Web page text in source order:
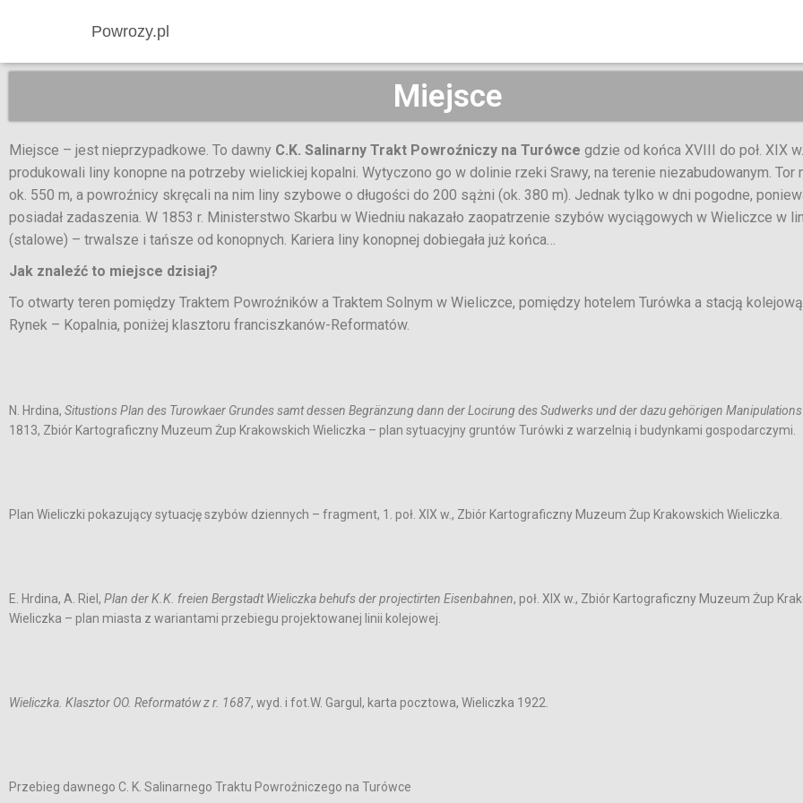
Powrozy.pl
Miejsce
Miejsce – jest nieprzypadkowe. To dawny C.K. Salinarny Trakt Powroźniczy na Turówce gdzie od końca XVIII do poł. XIX
produkowali liny konopne na potrzeby wielickiej kopalni. Wytyczono go w dolinie rzeki Srawy, na terenie niezabudowanym. Tor
ok. 550 m, a powroźnicy skręcali na nim liny szybowe o długości do 200 sążni (ok. 380 m). Jednak tylko w dni pogodne,
posiadał zadaszenia. W 1853 r. Ministerstwo Skarbu w Wiedniu nakazało zaopatrzenie szybów wyciągowych w Wieliczce w
(stalowe) – trwalsze i tańsze od konopnych. Kariera liny konopnej dobiegała już końca…
Jak znaleźć to miejsce dzisiaj?
To otwarty teren pomiędzy Traktem Powroźników a Traktem Solnym w Wieliczce, pomiędzy hotelem Turówka a stacją
Rynek – Kopalnia, poniżej klasztoru franciszkanów-Reformatów.
N. Hrdina, Situstions Plan des Turowkaer Grundes samt dessen Begränzung dann der Locirung des Sudwerks und der dazu gehörigen Manipulations
1813, Zbiór Kartograficzny Muzeum Żup Krakowskich Wieliczka – plan sytuacyjny gruntów Turówki z warzelnią i budynkami gospodarczymi.
Plan Wieliczki pokazujący sytuację szybów dziennych – fragment, 1. poł. XIX w., Zbiór Kartograficzny Muzeum Żup Krakowskich Wieliczka.
E. Hrdina, A. Riel, Plan der K.K. freien Bergstadt Wieliczka behufs der projectirten Eisenbahnen, poł. XIX w., Zbiór Kartograficzny Muzeum Żup
Wieliczka – plan miasta z wariantami przebiegu projektowanej linii kolejowej.
Wieliczka. Klasztor OO. Reformatów z r. 1687, wyd. i fot.W. Gargul, karta pocztowa, Wieliczka 1922.
Przebieg dawnego C. K. Salinarnego Traktu Powroźniczego na Turówce